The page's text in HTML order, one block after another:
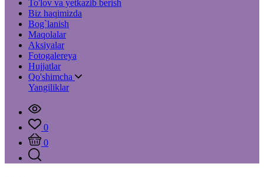
To'lov va yetkazib berish
Biz haqimizda
Bog`lanish
Maqolalar
Aksiyalar
Fotogalereya
Hujjatlar
Qo'shimcha
Yangiliklar
0
0